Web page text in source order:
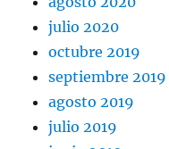
julio 2020
octubre 2019
septiembre 2019
agosto 2019
julio 2019